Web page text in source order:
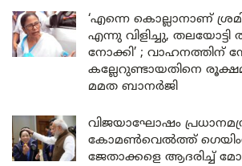
‘എന്നെ കൊല്ലാനാണ്
എന്നു വിളിച്ചു,
നോക്കി’ ; വാഹനത്തിന്
കല്ലേറുണ്ടായതിനെ
മമത ബാനർജി
വിജയാഘോഷം
കോമൺവെൽത്ത്
ജേതാക്കളെ ആദരിച്ച്